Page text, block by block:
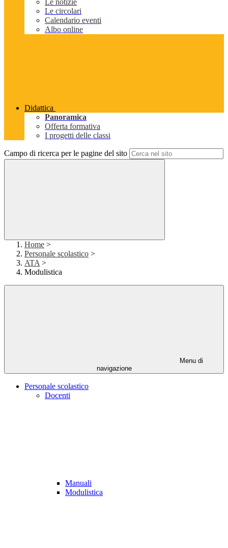
Le notizie
Le circolari
Calendario eventi
Albo online
Didattica
Panoramica
Offerta formativa
I progetti delle classi
Campo di ricerca per le pagine del sito
Home >
Personale scolastico >
ATA >
Modulistica
Menu di
navigazione
Personale scolastico
Docenti
Manuali
Modulistica